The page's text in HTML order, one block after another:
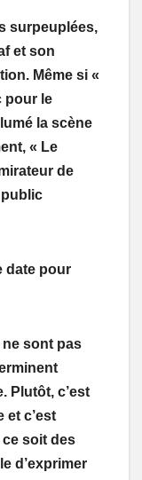
surpeuplées,
et son
Même si «
pour le
la scène
« Le
de
date pour
sont pas
Plutôt, c’est
et c’est
ce soit des
d’exprimer